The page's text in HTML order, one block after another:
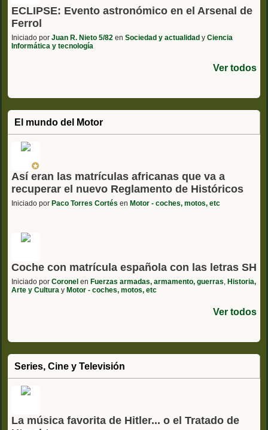
ECLIPSE: Evento astronómico en el Arsenal de
Ferrol
Iniciado por Juan R. Nieto 5/82 en Sociedad y actualidad y Ciencia
Informática y tecnología
Ver todos
El mundo del Motor
Así eran las matrículas africanas que va a
recuperar el nuevo Reglamento de Históricos
Iniciado por Paco Torres Cortés en Motor - coches, motos, etc
Coche con matrícula española con las letras SH
Iniciado por Coronel en Fuerzas armadas, armamento, guerras Historia,
Arte y Cultura y Motor - coches, motos, etc
Ver todos
Series, Cine y Televisión
La música favorita de Hitler... o el Tratado de